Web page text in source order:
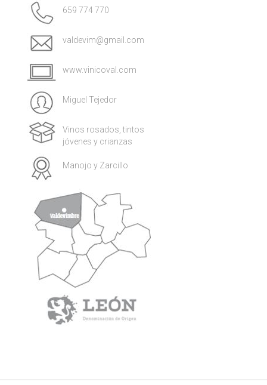
659 774 770
valdevim@gmail.com
www.vinicoval.com
Miguel Tejedor
Vinos rosados, tintos
jóvenes y crianzas
Manojo y Zarcillo